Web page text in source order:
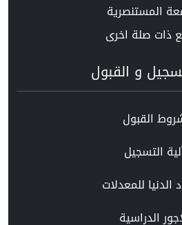
المستنصرية
ذات صلة اخرى
و القبول
القبول
التسجيل
الدنيا للمعدلات
الدراسية